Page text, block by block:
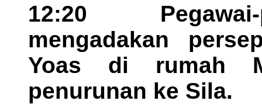
12:20
mengadakan
Yoas di rumah
penurunan ke Sila.